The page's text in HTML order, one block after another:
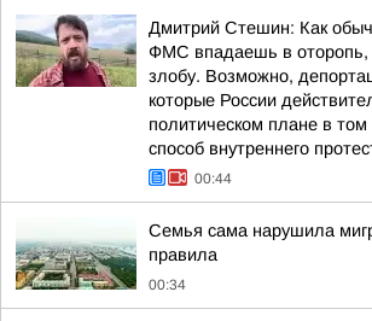
Дмитрий Стешин: Как
ФМС впадаешь в оторопь,
злобу. Возможно,
которые России
политическом плане в том
способ внутреннего
00:44
Семья сама нарушила
правила
00:34